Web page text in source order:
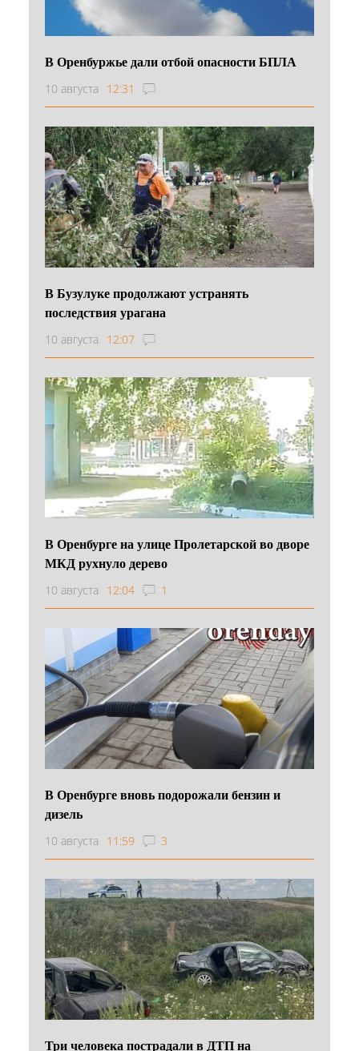
В Оренбуржье дали отбой опасности БПЛА
10 августа 12:31
В Бузулуке продолжают устранять
последствия урагана
10 августа 12:07
В Оренбурге на улице Пролетарской во дворе
МКД рухнуло дерево
10 августа 12:04 1
В Оренбурге вновь подорожали бензин и
дизель
10 августа 11:59 3
Три человека пострадали в ДТП на